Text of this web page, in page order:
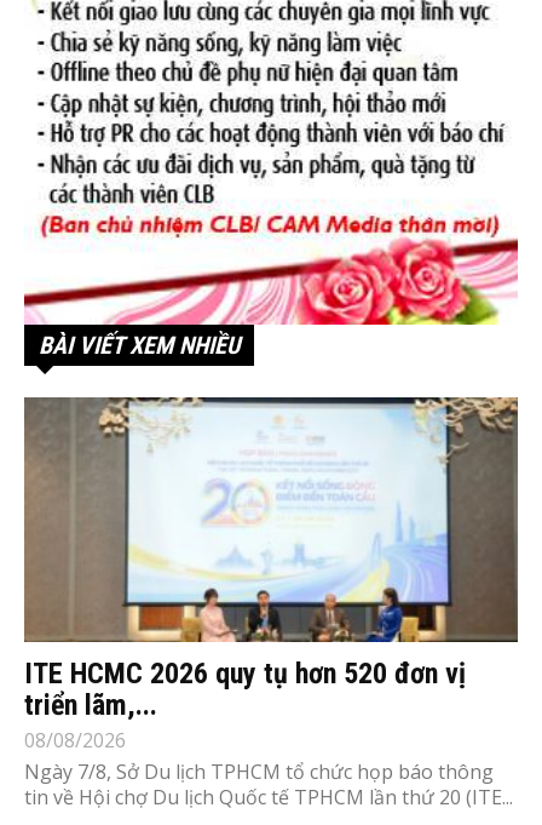
BÀI VIẾT XEM NHIỀU
ITE HCMC 2026 quy tụ hơn 520 đơn vị
triển lãm,...
08/08/2026
Ngày 7/8, Sở Du lịch TPHCM tổ chức họp báo thông
tin về Hội chợ Du lịch Quốc tế TPHCM lần thứ 20 (ITE...